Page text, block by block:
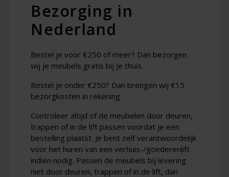
Bezorging in
Nederland
Bestel je voor €250 of meer? Dan bezorgen
wij je meubels gratis bij je thuis.
Bestel je onder €250? Dan brengen wij €15
bezorgkosten in rekening.
Controleer altijd of de meubelen door deuren,
trappen of in de lift passen voordat je een
bestelling plaatst. Je bent zelf verantwoordelijk
voor het huren van een verhuis-/goederenlift
indien nodig. Passen de meubels bij levering
niet door deuren, trappen of in de lift, dan